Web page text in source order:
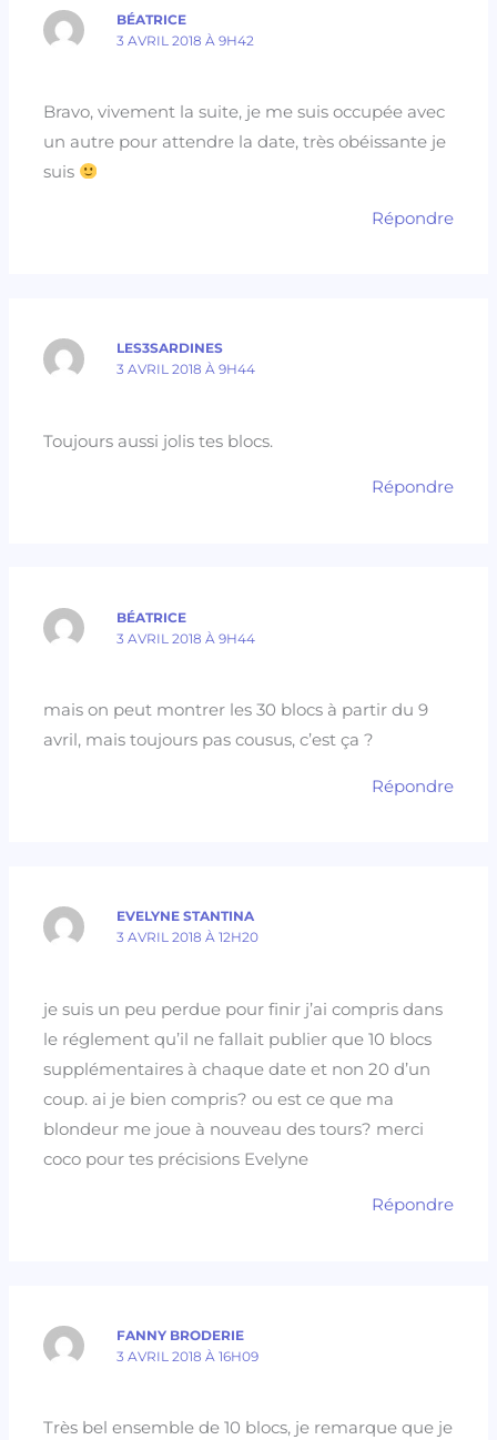
BÉATRICE
3 AVRIL 2018 À 9H42
Bravo, vivement la suite, je me suis occupée avec
un autre pour attendre la date, très obéissante je
suis
Répondre
LES3SARDINES
3 AVRIL 2018 À 9H44
Toujours aussi jolis tes blocs.
Répondre
BÉATRICE
3 AVRIL 2018 À 9H44
mais on peut montrer les 30 blocs à partir du 9
avril, mais toujours pas cousus, c’est ça ?
Répondre
EVELYNE STANTINA
3 AVRIL 2018 À 12H20
je suis un peu perdue pour finir j’ai compris dans
le réglement qu’il ne fallait publier que 10 blocs
supplémentaires à chaque date et non 20 d’un
coup. ai je bien compris? ou est ce que ma
blondeur me joue à nouveau des tours? merci
coco pour tes précisions Evelyne
Répondre
FANNY BRODERIE
3 AVRIL 2018 À 16H09
Très bel ensemble de 10 blocs, je remarque que je